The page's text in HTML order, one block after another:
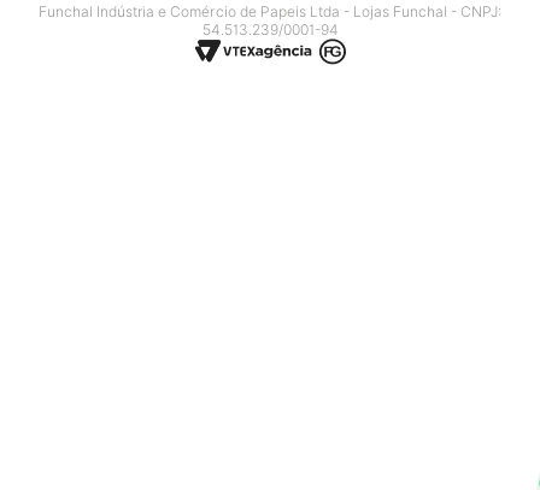
Funchal Indústria e Comércio de Papeis Ltda - Lojas Funchal - CNPJ:
54.513.239/0001-94